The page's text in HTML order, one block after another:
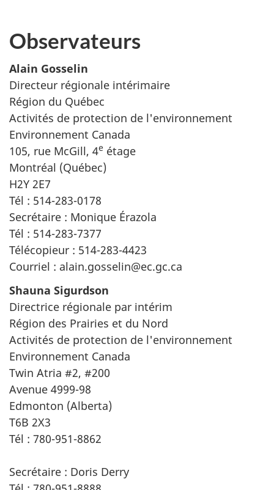
Observateurs
Alain Gosselin
Directeur régionale intérimaire
Région du Québec
Activités de protection de l'environnement
Environnement Canada
105, rue McGill, 4e étage
Montréal (Québec)
H2Y 2E7
Tél : 514-283-0178
Secrétaire : Monique Érazola
Tél : 514-283-7377
Télécopieur : 514-283-4423
Courriel : alain.gosselin@ec.gc.ca
Shauna Sigurdson
Directrice régionale par intérim
Région des Prairies et du Nord
Activités de protection de l'environnement
Environnement Canada
Twin Atria #2, #200
Avenue 4999-98
Edmonton (Alberta)
T6B 2X3
Tél : 780-951-8862
Secrétaire : Doris Derry